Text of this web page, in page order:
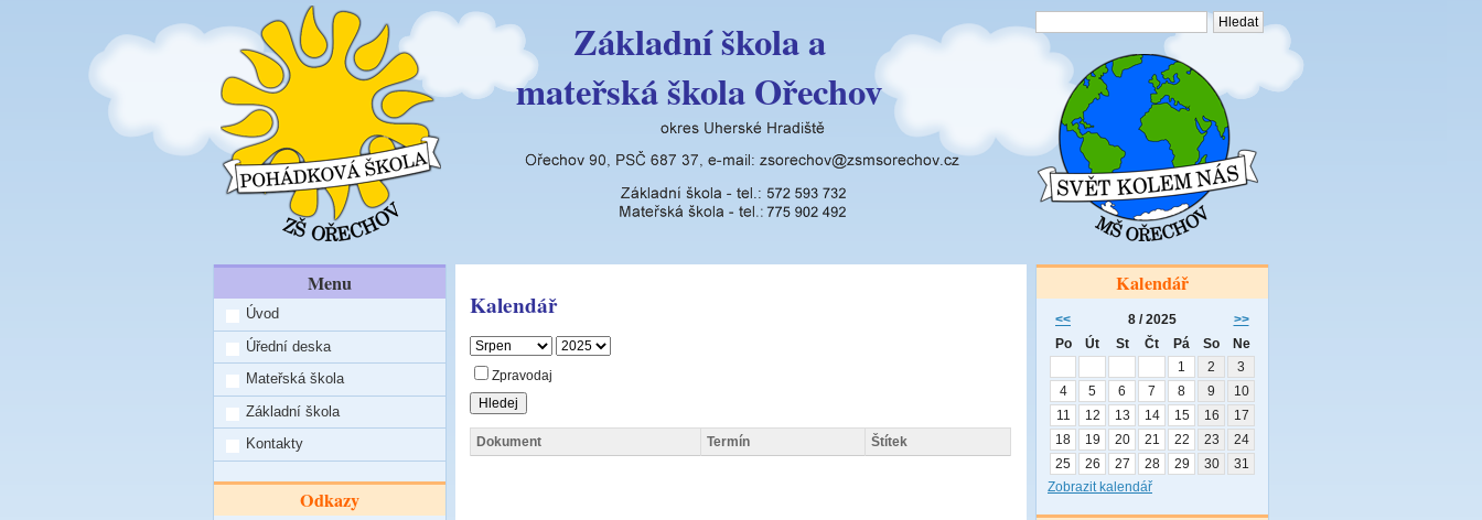
Základní škola a
mateřská škola Ořechov
Kalendář
<< 8 / 2025
>>
Po
Út St Čt Pá So
Ne
1
2
3
4
5 6 7 8 9
10
11
12 13 14 15 16
17
18
19 20 21 22 23
24
25
26 27 28 29 30
31
Zobrazit kalendář
Menu
Úvod
Úřední deska
Mateřská škola
Základní škola
Kontakty
Odkazy
Kalendář
Zpravodaj
Dokument Termín Štítek